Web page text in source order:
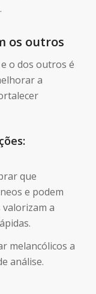
os outros
o dos outros é
a
que
e podem
a
melancólicos a
análise.